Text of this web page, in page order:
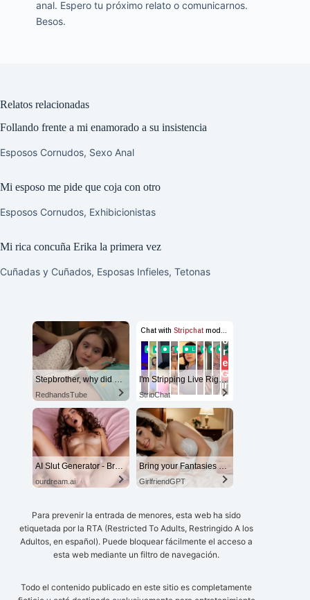
anal. Espero tu próximo relato o comunicarnos.
Besos.
Relatos relacionadas
Follando frente a mi enamorado a su insistencia
Esposos Cornudos, Sexo Anal
Mi esposo me pide que coja con otro
Esposos Cornudos, Exhibicionistas
Mi rica concuña Erika la primera vez
Cuñadas y Cuñados, Esposas Infieles, Tetonas
Stepbrother, why did you show me your dick? Now I want to fuck you with my wet pussy
RedhandsTube
I'm Stripping Live Right Now
StripChat
ourdream.ai
Bring your Fantasies to life
GirlfriendGPT
Para prevenir la entrada de menores, esta web ha sido
etiquetada por la RTA (Restricted To Adults, Restringido A los
Adultos, en español). Puede bloquear fácilmente el acceso a
esta web mediante un filtro de navegación.
Todo el contenido publicado en este sitio es completamente